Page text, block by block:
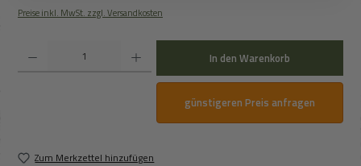
Preise inkl. MwSt. zzgl. Versandkosten
In den Warenkorb
günstigeren Preis anfragen
Zum Merkzettel hinzufügen